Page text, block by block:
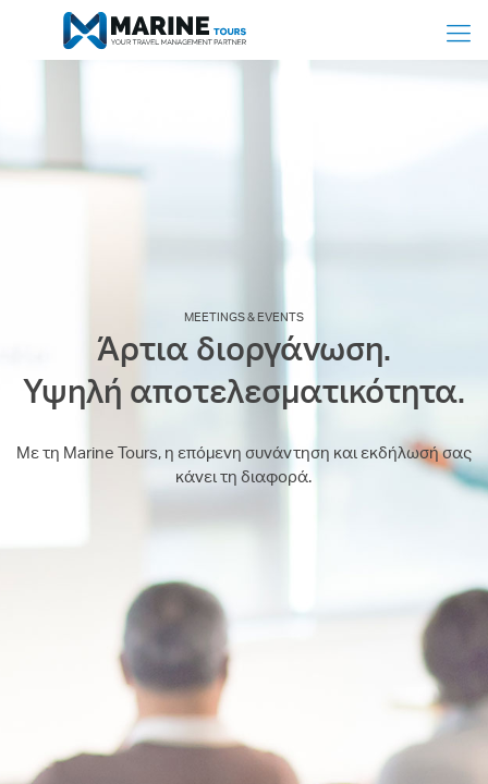
Άρτια διοργάνωση.
Υψηλή αποτελεσματικότητα.
MEETINGS & EVENTS
Με τη Marine Tours, η επόμενη συνάντηση και εκδήλωσή σας
κάνει τη διαφορά.